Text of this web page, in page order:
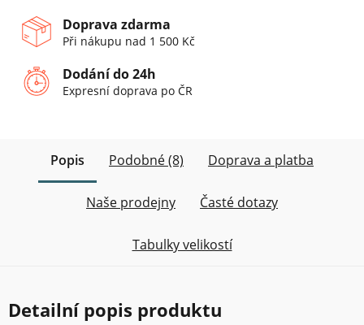
Doprava zdarma
Při nákupu nad 1 500 Kč
Dodání do 24h
Expresní doprava po ČR
Popis Podobné (8) Doprava a platba
Naše prodejny Časté dotazy
Tabulky velikostí
Detailní popis produktu